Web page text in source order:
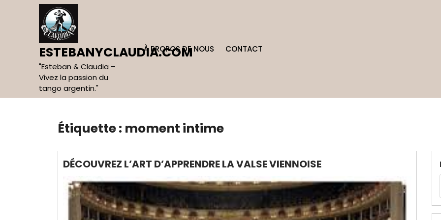
ESTEBANYCLAUDIA.COM
"Esteban & Claudia –
Vivez la passion du
tango argentin."
À PROPOS DE NOUS CONTACT
Étiquette : moment intime
DÉCOUVREZ L’ART D’APPRENDRE LA VALSE VIENNOISE